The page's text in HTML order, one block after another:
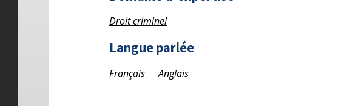
Droit criminel
Langue parlée
Français Anglais